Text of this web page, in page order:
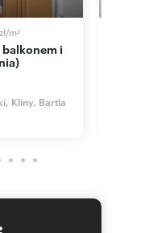
zł/m2
Kliny, Bartla